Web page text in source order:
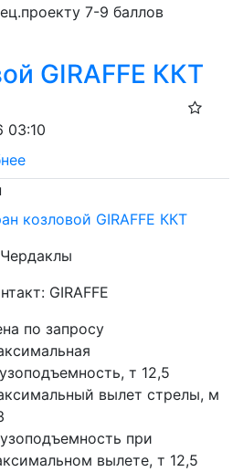
7-9 баллов
GIRAFFE ККТ
03:10
козловой GIRAFFE ККТ
GIRAFFE
по запросу
т 12,5
вылет стрелы, м
при
вылете, т 12,5